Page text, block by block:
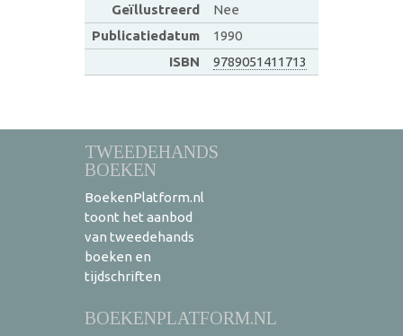
Geïllustreerd
Nee
Publicatiedatum
1990
ISBN
9789051411713
TWEEDEHANDS
BOEKEN
BoekenPlatform.nl
toont het aanbod
van tweedehands
boeken en
tijdschriften
BOEKENPLATFORM.NL